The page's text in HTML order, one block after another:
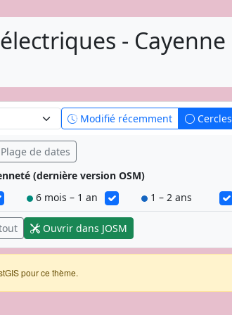
- Cayenne
Modifié récemment Cercles
Plage de dates
(dernière version OSM)
6 mois – 1 an 1 – 2 ans
Ouvrir dans JOSM
pour ce thème.